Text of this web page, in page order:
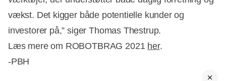
vækst. Det kigger både potentielle kunder og
investorer på,” siger Thomas Thestrup.
Læs mere om ROBOTBRAG 2021 her.
-PBH